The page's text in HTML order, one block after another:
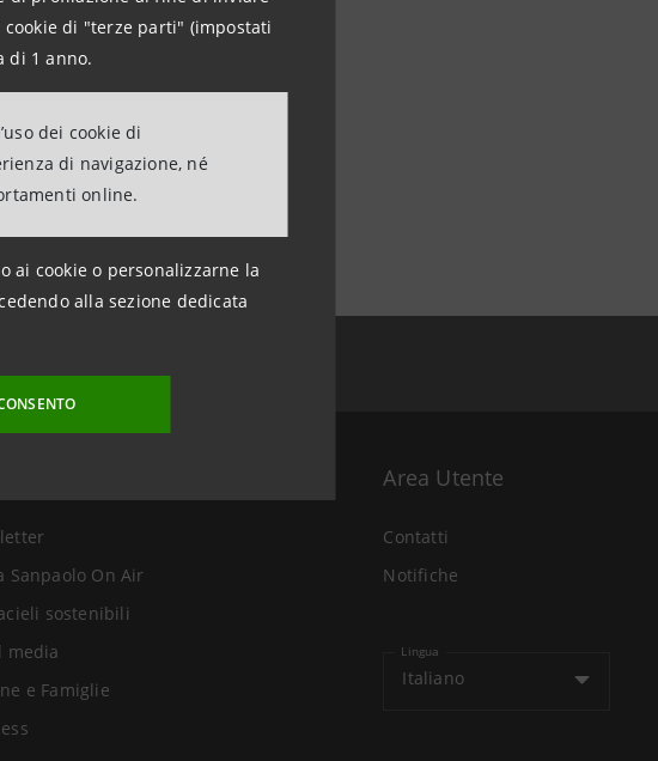
di "terze parti" (impostati
di 1 anno.
dei cookie di
di navigazione, né
online.
ai cookie o personalizzarne la
alla sezione dedicata
Sanpaolo On Air
sostenibili
media
e Famiglie
Area Utente
Contatti
Notifiche
Lingua
Italiano